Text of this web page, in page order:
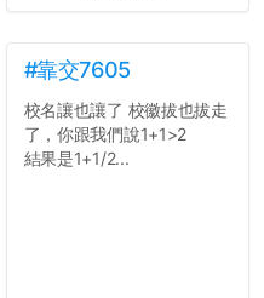
#靠交7605
校名讓也讓了 校徽拔也拔走
了，你跟我們說1+1>2
結果是1+1/2...